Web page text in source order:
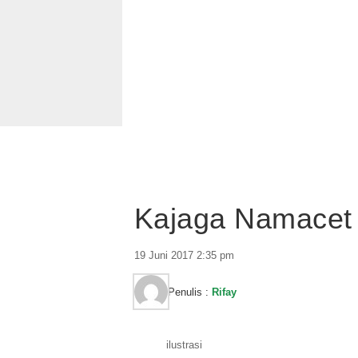
Kajaga
19 Juni 2017 2:35 pm
Penulis : Rifay
ilustrasi